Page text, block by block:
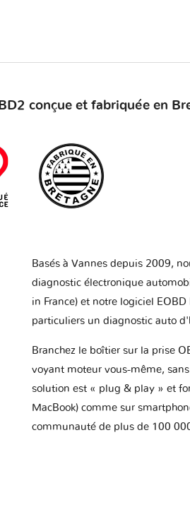
conçue et fabriquée en
Basés à Vannes depuis 2009,
diagnostic électronique
in France) et notre logiciel
particuliers un diagnostic auto
Branchez le boîtier sur la prise
voyant moteur vous-même,
solution est « plug & play » et
MacBook) comme sur
communauté de plus de 100